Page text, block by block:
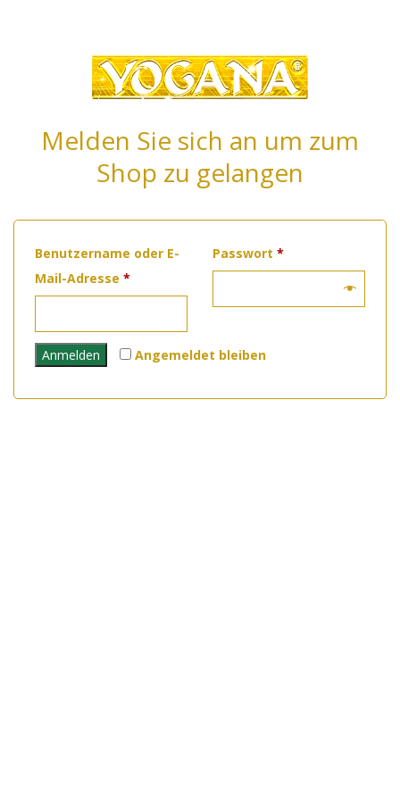
Melden Sie sich an um zum
Shop zu gelangen
Benutzername oder E-
Mail-Adresse *
Passwort*
Angemeldet bleiben
Anmelden